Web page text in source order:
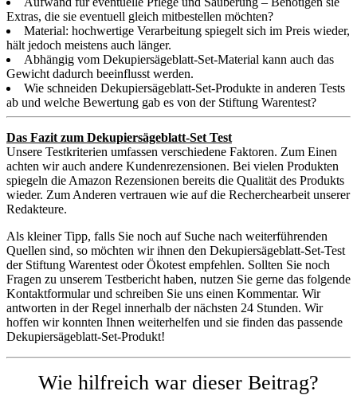
Extras, die sie eventuell gleich mitbestellen möchten?
Material: hochwertige Verarbeitung spiegelt sich im Preis wieder,
hält jedoch meistens auch länger.
Abhängig vom Dekupiersägeblatt-Set-Material kann auch das
Gewicht dadurch beeinflusst werden.
Wie schneiden Dekupiersägeblatt-Set-Produkte in anderen Tests
ab und welche Bewertung gab es von der Stiftung Warentest?
Das Fazit zum Dekupiersägeblatt-Set Test
Unsere Testkriterien umfassen verschiedene Faktoren. Zum Einen
achten wir auch andere Kundenrezensionen. Bei vielen Produkten
spiegeln die Amazon Rezensionen bereits die Qualität des Produkts
wieder. Zum Anderen vertrauen wie auf die Recherchearbeit unserer
Redakteure.
Als kleiner Tipp, falls Sie noch auf Suche nach weiterführenden
Quellen sind, so möchten wir ihnen den Dekupiersägeblatt-Set-Test
der Stiftung Warentest oder Ökotest empfehlen. Sollten Sie noch
Fragen zu unserem Testbericht haben, nutzen Sie gerne das folgende
Kontaktformular und schreiben Sie uns einen Kommentar. Wir
antworten in der Regel innerhalb der nächsten 24 Stunden. Wir
hoffen wir konnten Ihnen weiterhelfen und sie finden das passende
Dekupiersägeblatt-Set-Produkt!
Wie hilfreich war dieser Beitrag?